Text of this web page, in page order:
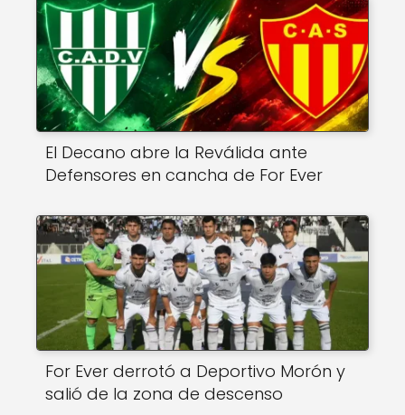
El Decano abre la Reválida ante
Defensores en cancha de For Ever
For Ever derrotó a Deportivo Morón y
salió de la zona de descenso